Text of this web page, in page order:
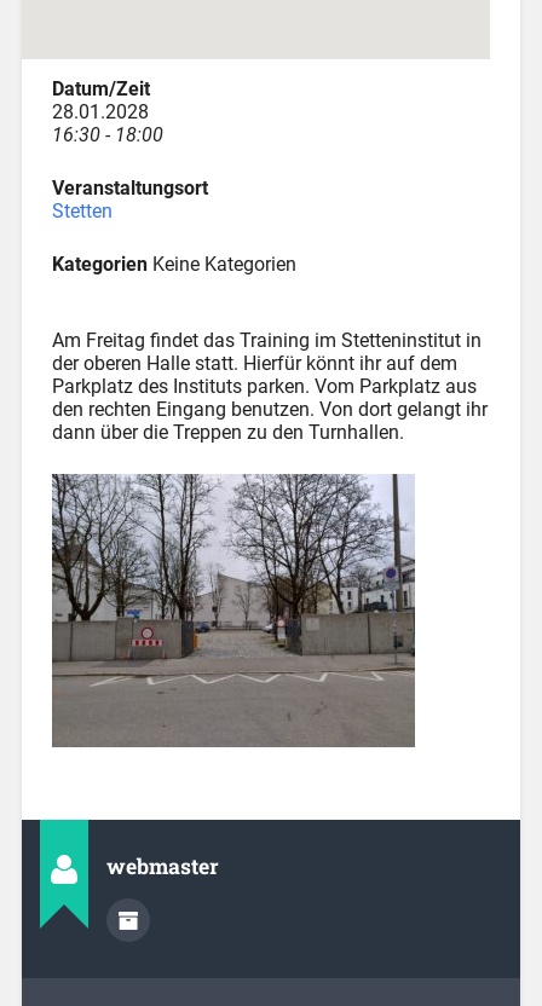
Datum/Zeit
28.01.2028
16:30 - 18:00
Veranstaltungsort
Stetten
KategorienKeine Kategorien
Am Freitag findet das Training im Stetteninstitut in
der oberen Halle statt. Hierfür könnt ihr auf dem
Parkplatz des Instituts parken. Vom Parkplatz aus
den rechten Eingang benutzen. Von dort gelangt ihr
dann über die Treppen zu den Turnhallen.
webmaster